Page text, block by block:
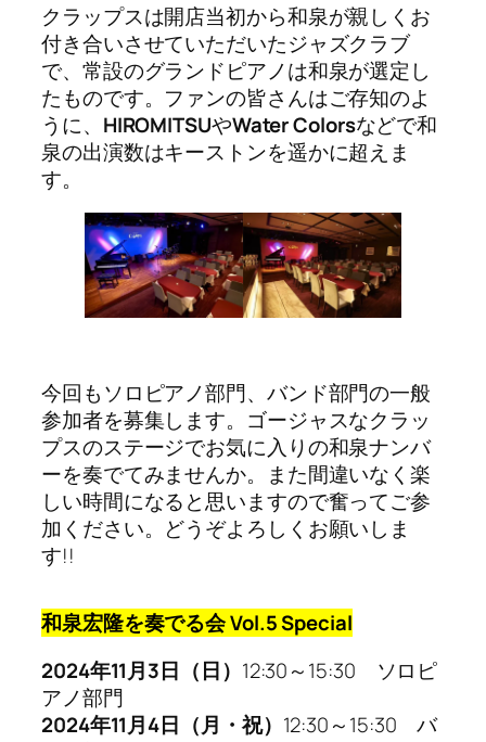
クラップスは開店当初から和泉が親しくお
付き合いさせていただいたジャズクラブ
で、常設のグランドピアノは和泉が選定し
たものです。ファンの皆さんはご存知のよ
うに、 HIROMITSUやWater Colorsなどで和
泉の出演数はキーストンを遥かに超えま
す。
今回もソロピアノ部門、バンド部門の一般
参加者を募集します。ゴージャスなクラッ
プスのステージでお気に入りの和泉ナンバ
ーを奏でてみませんか。また間違いなく楽
しい時間になると思いますので奮ってご参
加ください。どうぞよろしくお願いしま
す!!
和泉宏隆を奏でる会 Vol.5 Special
2024年11月3日（日） 12:30～15:30 ソロピ
アノ部門
2024年11月4日（月・祝） 12:30～15:30 バ